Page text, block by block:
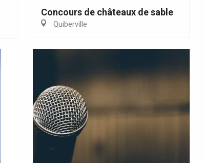
Concours de châteaux de sable
Quiberville